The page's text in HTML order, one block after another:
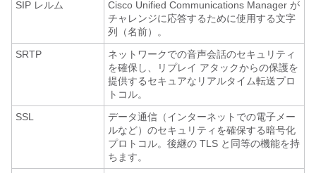
SIP レルム
Cisco Unified Communications Manager が
チャレンジに応答するために使用する文字
列（名前）。
SRTP
ネットワークでの音声会話のセキュリティ
を確保し、リプレイ アタックからの保護を
提供するセキュアなリアルタイム転送プロ
トコル。
SSL
データ通信（インターネットでの電子メー
ルなど）のセキュリティを確保する暗号化
プロトコル。後継の TLS と同等の機能を持
ちます。